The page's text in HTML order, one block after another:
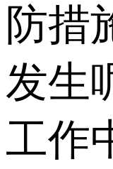
防措
发生
工作